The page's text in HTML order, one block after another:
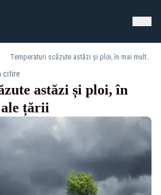
Temperaturi scăzute astăzi și ploi, în mai multe zone ale țării
citire
astăzi și ploi, în
țării